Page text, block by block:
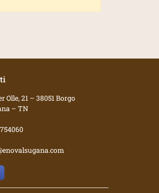
Olle, 21 – 38051 Borgo
– TN